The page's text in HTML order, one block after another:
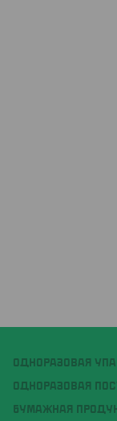
ОДНОРАЗОВАЯ
ОДНОРАЗОВАЯ
БУМАЖНАЯ